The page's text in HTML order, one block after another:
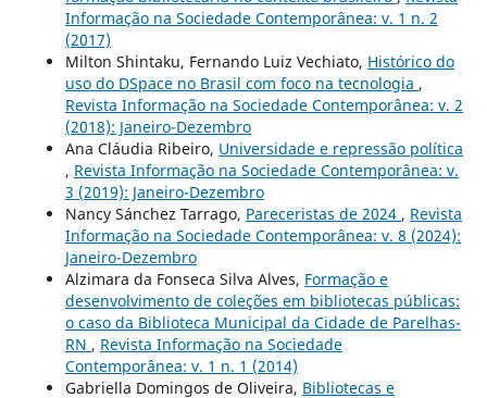
Informação na Sociedade Contemporânea: v. 1 n. 2
(2017)
Milton Shintaku, Fernando Luiz Vechiato, Histórico do
uso do DSpace no Brasil com foco na tecnologia ,
Revista Informação na Sociedade Contemporânea: v. 2
(2018): Janeiro-Dezembro
Ana Cláudia Ribeiro, Universidade e repressão política
, Revista Informação na Sociedade Contemporânea: v.
3 (2019): Janeiro-Dezembro
Nancy Sánchez Tarrago, Pareceristas de 2024 , Revista
Informação na Sociedade Contemporânea: v. 8 (2024):
Janeiro-Dezembro
Alzimara da Fonseca Silva Alves, Formação e
desenvolvimento de coleções em bibliotecas públicas:
o caso da Biblioteca Municipal da Cidade de Parelhas-
RN , Revista Informação na Sociedade
Contemporânea: v. 1 n. 1 (2014)
Gabriella Domingos de Oliveira, Bibliotecas e